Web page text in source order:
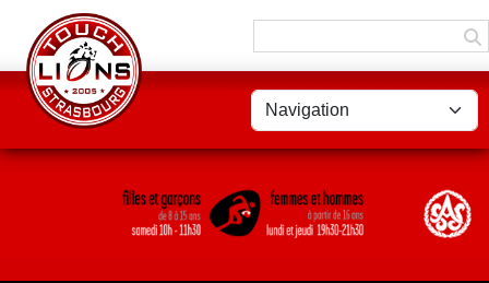
Panneau de gestion des cookies